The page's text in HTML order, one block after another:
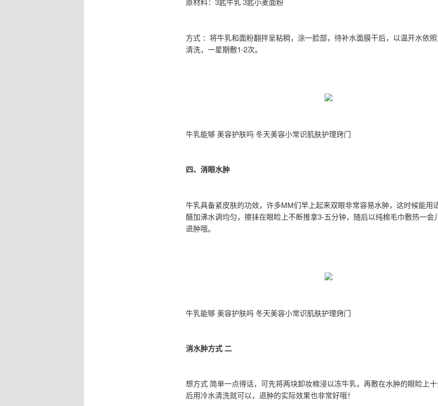
方式 ：将牛乳和面粉翻拌呈粘稠，涂一脸部，待补水面膜干后，以温开水依
清洗，一星期敷1-2次。
牛乳能够 美容护肤吗 冬天美容小常识肌肤护理窍门
四、消眼水肿
牛乳具备紧皮肤的功效，许多MM们早上起来双眼非常容易水肿，这时候能用
醋加沸水调均匀，擦抹在眼睑上不断推拿3-五分钟，随后以纯棉毛巾敷热一会
退肿哦。
牛乳能够 美容护肤吗 冬天美容小常识肌肤护理窍门
消水肿方式 二
想方式 简单一点得话，可先将两块卸妆棉浸以冻牛乳，再敷在水肿的眼睑上
后用冷水清洗就可以，退肿的实际效果也非常好哦！